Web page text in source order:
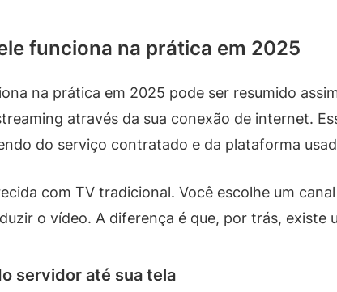
funciona na prática em 2025
na prática em 2025 pode ser resumido
através da sua conexão de internet.
do serviço contratado e da plataforma
com TV tradicional. Você escolhe um
o vídeo. A diferença é que, por trás, existe
servidor até sua tela